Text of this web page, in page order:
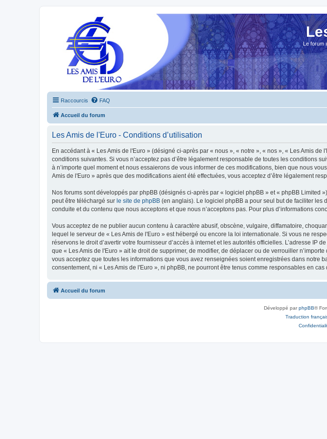
Le forum
Raccourcis FAQ
Accueil du forum
Les Amis de l'Euro - Conditions d’utilisation
En accédant à « Les Amis de l'Euro » (désigné ci-après par « nous », « notre », « nos », « Les Amis
conditions suivantes. Si vous n’acceptez pas d’être légalement responsable de toutes les conditions
à n’importe quel moment et nous essaierons de vous informer de ces modifications, bien que nous
Amis de l'Euro » après que des modifications aient été effectuées, vous acceptez d’être légalement
Nos forums sont développés par phpBB (désignés ci-après par « logiciel phpBB » et « phpBB Limited
peut être téléchargé sur le site de phpBB (en anglais). Le logiciel phpBB a pour seul but de faciliter les
conduite et du contenu que nous acceptons et que nous n’acceptons pas. Pour plus d’informations
Vous acceptez de ne publier aucun contenu à caractère abusif, obscène, vulgaire, diffamatoire,
lequel le serveur de « Les Amis de l'Euro » est hébergé ou encore la loi internationale. Si vous ne
réservons le droit d’avertir votre fournisseur d’accès à internet et les autorités officielles. L’adresse
que « Les Amis de l'Euro » ait le droit de supprimer, de modifier, de déplacer ou de verrouiller
vous acceptez que toutes les informations que vous avez renseignées soient enregistrées dans notre
consentement, ni « Les Amis de l'Euro », ni phpBB, ne pourront être tenus comme responsables en
Accueil du forum
Développé parphpBB®
Traduction